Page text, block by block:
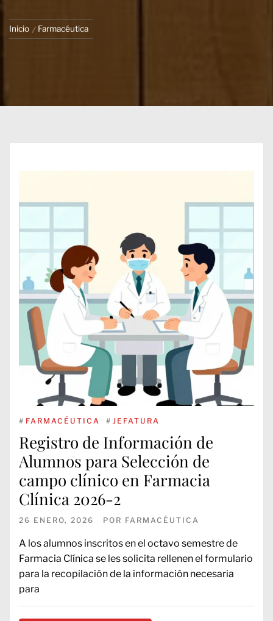
Inicio Farmacéutica
# FARMACÉUTICA # JEFATURA
Registro de Información de
Alumnos para Selección de
campo clínico en Farmacia
Clínica 2026-2
26 ENERO, 2026 POR FARMACÉUTICA
A los alumnos inscritos en el octavo semestre de
Farmacia Clínica se les solicita rellenen el formulario
para la recopilación de la información necesaria
para